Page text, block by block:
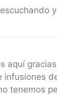
aquí
tenemos